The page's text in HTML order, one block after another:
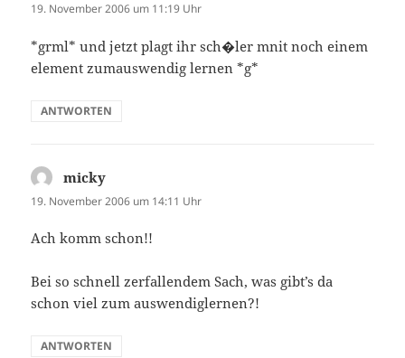
19. November 2006 um 11:19 Uhr
*grml* und jetzt plagt ihr sch�ler mnit noch einem
element zumauswendig lernen *g*
ANTWORTEN
micky
19. November 2006 um 14:11 Uhr
Ach komm schon!!
Bei so schnell zerfallendem Sach, was gibt’s da
schon viel zum auswendiglernen?!
ANTWORTEN